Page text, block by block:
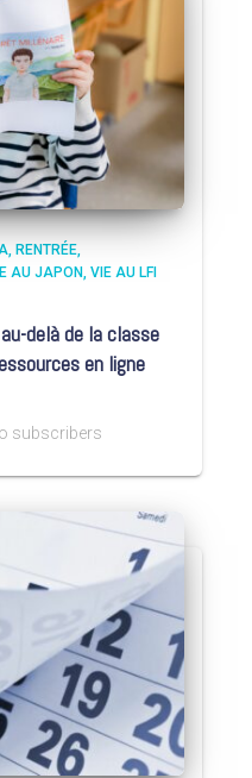
RENTRÉE
AU JAPON VIE AU LFI
delà de la classe
en ligne
subscribers